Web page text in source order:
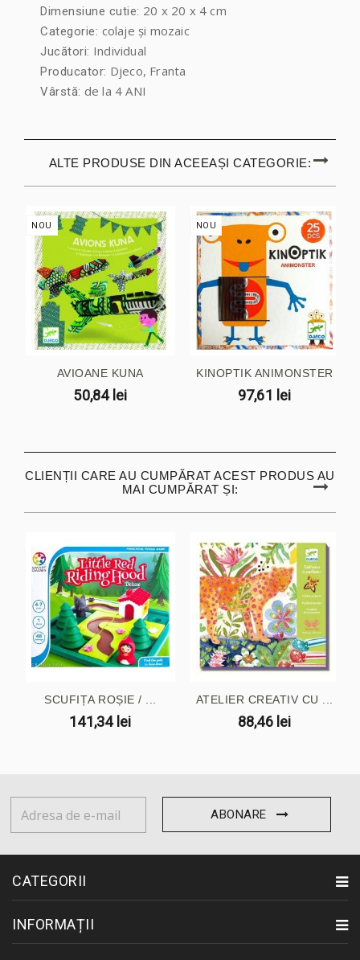
Dimensiune cutie: 20 x 20 x 4 cm
Categorie: colaje și mozaic
Jucători: Individual
Producator: Djeco, Franta
Vârstă: de la 4 ANI
ALTE PRODUSE DIN ACEEAȘI CATEGORIE:
NOU
AVIOANE KUNA
50,84 lei
NOU
KINOPTIK ANIMONSTER
97,61 lei
CLIENȚII CARE AU CUMPĂRAT ACEST PRODUS AU
MAI CUMPĂRAT ȘI:
SCUFIȚA ROȘIE / ...
141,34 lei
ATELIER CREATIV CU ...
88,46 lei
ABONARE
CATEGORII
INFORMAȚII